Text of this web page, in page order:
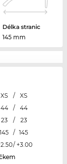
Délka stranic
145 mm
XS /
XS
44 /
44
23 /
23
145 / 145
/ +3.00